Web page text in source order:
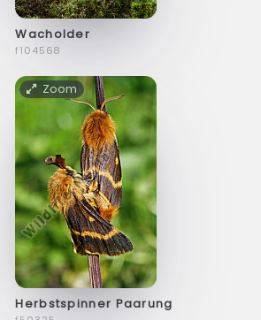
Wacholder
f104568
Zoom
Herbstspinner Paarung